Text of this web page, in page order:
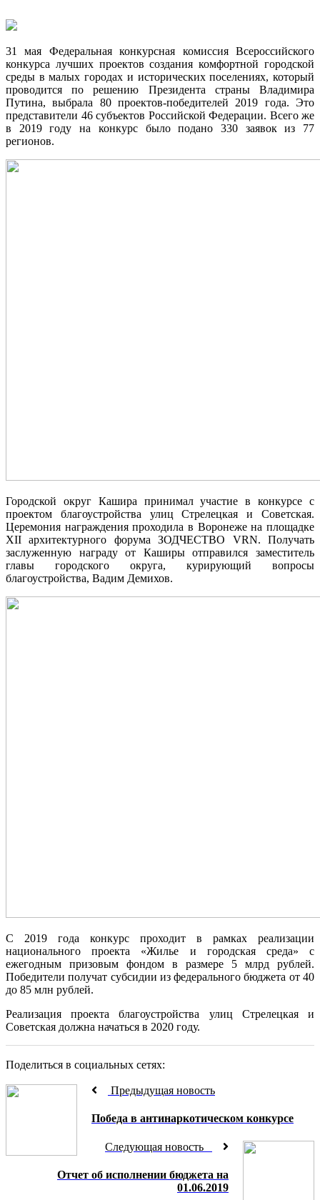
31 мая Федеральная конкурсная комиссия Всероссийского
конкурса лучших проектов создания комфортной городской
среды в малых городах и исторических поселениях, который
проводится по решению Президента страны Владимира
Путина, выбрала 80 проектов-победителей 2019 года. Это
представители 46 субъектов Российской Федерации. Всего же
в 2019 году на конкурс было подано 330 заявок из 77
регионов.
Городской округ Кашира принимал участие в конкурсе с
проектом благоустройства улиц Стрелецкая и Советская.
Церемония награждения проходила в Воронеже на площадке
XII архитектурного форума ЗОДЧЕСТВО VRN. Получать
заслуженную награду от Каширы отправился заместитель
главы городского округа, курирующий вопросы
благоустройства, Вадим Демихов.
С 2019 года конкурс проходит в рамках реализации
национального проекта «Жилье и городская среда» с
ежегодным призовым фондом в размере 5 млрд рублей.
Победители получат субсидии из федерального бюджета от 40
до 85 млн рублей.
Реализация проекта благоустройства улиц Стрелецкая и
Советская должна начаться в 2020 году.
Поделиться в социальных сетях:
Предыдущая новость
Победа в антинаркотическом конкурсе
Следующая новость
Отчет об исполнении бюджета на
01.06.2019